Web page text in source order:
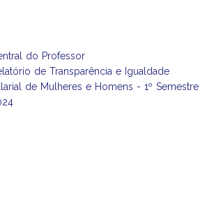
do Professor
de Transparência e Igualdade
de Mulheres e Homens - 1º Semestre